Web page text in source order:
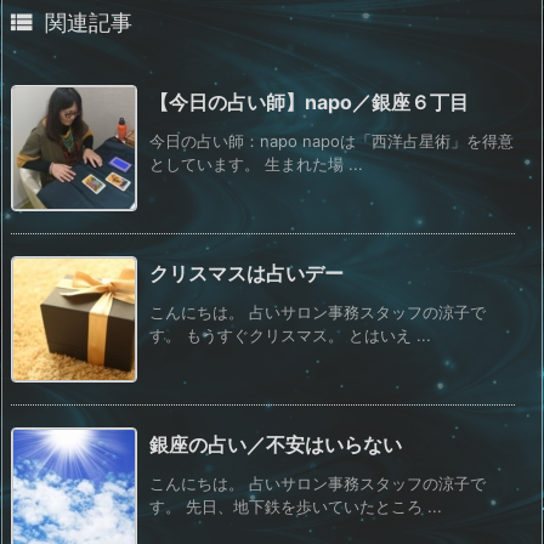
 関連記事
【今日の占い師】napo／銀座６丁目
今日の占い師：napo napoは「西洋占星術」を得意
としています。 生まれた場 ...
クリスマスは占いデー
こんにちは。 占いサロン事務スタッフの涼子で
す。 もうすぐクリスマス。 とはいえ ...
銀座の占い／不安はいらない
こんにちは。 占いサロン事務スタッフの涼子で
す。 先日、地下鉄を歩いていたところ ...